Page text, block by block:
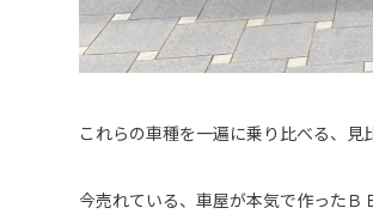
これらの車種を一遍に乗り比べる、見
今売れている、車屋が本気で作ったＢ